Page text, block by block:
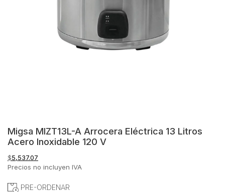
Migsa MIZT13L-A Arrocera Eléctrica 13 Litros
Acero Inoxidable 120 V
$5,537.07
Precios no incluyen IVA
PRE-ORDENAR